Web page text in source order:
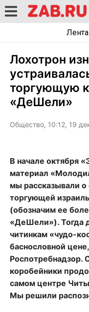
Лента
Лохотрон
торгующую
«ДеШели»
Общество, 10:12, 19
В начале октября
материал
мы рассказывали
торгующей
(обозначим ее
«ДеШели»). Тогда
читинкам «чудо-
баснословной
Роспотребнадзор.
коробейники
самом центре
Мы решили